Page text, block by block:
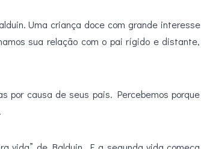
Uma criança doce com grande interesse
sua relação com o pai rígido e distante,
por causa de seus pais. Percebemos porque